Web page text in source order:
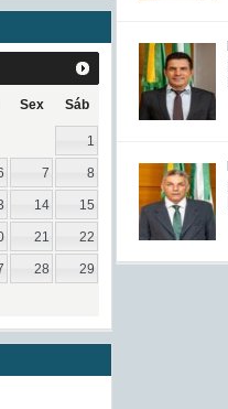
Sex Sáb
1
7 8
14 15
21 22
28 29